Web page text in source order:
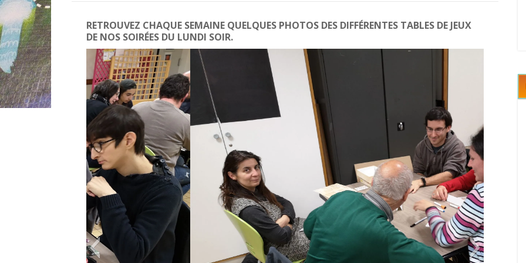
RETROUVEZ CHAQUE SEMAINE QUELQUES PHOTOS DES DIFFÉRENTES TABLES DE JEUX
DE NOS SOIRÉES DU LUNDI SOIR.